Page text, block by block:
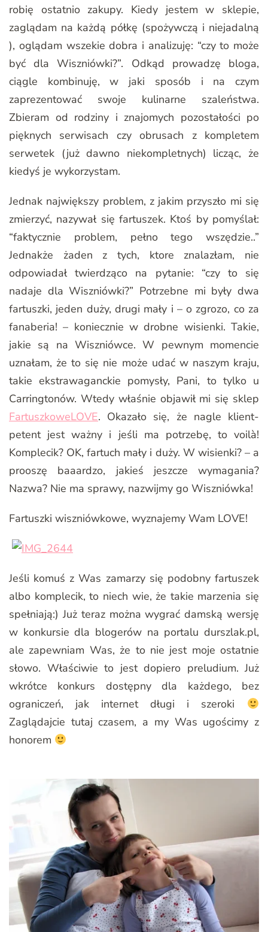
robię ostatnio zakupy. Kiedy jestem w sklepie,
zaglądam na każdą półkę (spożywczą i niejadalną
), oglądam wszekie dobra i analizuję: “czy to może
być dla Wiszniówki?”. Odkąd prowadzę bloga,
ciągle kombinuję, w jaki sposób i na czym
zaprezentować swoje kulinarne szaleństwa.
Zbieram od rodziny i znajomych pozostałości po
pięknych serwisach czy obrusach z kompletem
serwetek (już dawno niekompletnych) licząc, że
kiedyś je wykorzystam.
Jednak największy problem, z jakim przyszło mi się
zmierzyć, nazywał się fartuszek. Ktoś by pomyślał:
“faktycznie problem, pełno tego wszędzie..”
Jednakże żaden z tych, ktore znalazłam, nie
odpowiadał twierdząco na pytanie: “czy to się
nadaje dla Wiszniówki?” Potrzebne mi były dwa
fartuszki, jeden duży, drugi mały i – o zgrozo, co za
fanaberia! – koniecznie w drobne wisienki. Takie,
jakie są na Wiszniówce. W pewnym momencie
uznałam, że to się nie może udać w naszym kraju,
takie ekstrawaganckie pomysły, Pani, to tylko u
Carringtonów. Wtedy właśnie objawił mi się sklep
FartuszkoweLOVE. Okazało się, że nagle klient-
petent jest ważny i jeśli ma potrzebę, to voilà!
Komplecik? OK, fartuch mały i duży. W wisienki? – a
prooszę baaardzo, jakieś jeszcze wymagania?
Nazwa? Nie ma sprawy, nazwijmy go Wiszniówka!
Fartuszki wiszniówkowe, wyznajemy Wam LOVE!
Jeśli komuś z Was zamarzy się podobny fartuszek
albo komplecik, to niech wie, że takie marzenia się
spełniają:) Już teraz można wygrać damską wersję
w konkursie dla blogerów na portalu durszlak.pl,
ale zapewniam Was, że to nie jest moje ostatnie
słowo. Właściwie to jest dopiero preludium. Już
wkrótce konkurs dostępny dla każdego, bez
ograniczeń, jak internet długi i szeroki
Zaglądajcie tutaj czasem, a my Was ugościmy z
honorem